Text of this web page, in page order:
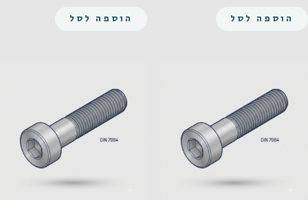
הוספה לסל הוספה לסל